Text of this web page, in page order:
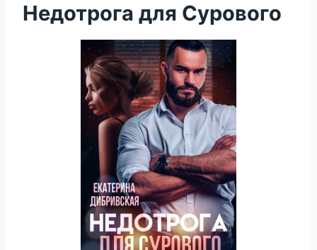
Недотрога для Сурового